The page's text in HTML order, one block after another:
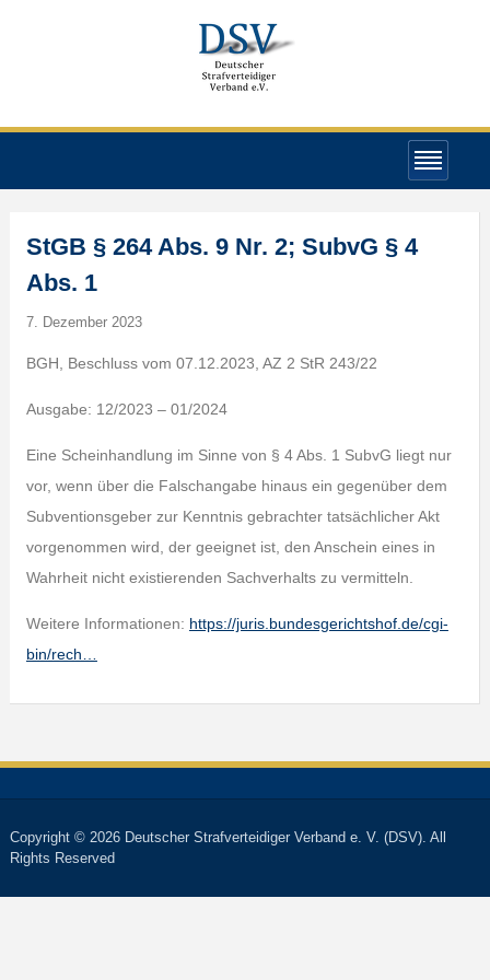
StGB § 264 Abs. 9 Nr. 2; SubvG § 4
Abs. 1
7. Dezember 2023
BGH, Beschluss vom 07.12.2023, AZ 2 StR 243/22
Ausgabe: 12/2023 – 01/2024
Eine Scheinhandlung im Sinne von § 4 Abs. 1 SubvG liegt nur
vor, wenn über die Falschangabe hinaus ein gegenüber dem
Subventionsgeber zur Kenntnis gebrachter tatsächlicher Akt
vorgenommen wird, der geeignet ist, den Anschein eines in
Wahrheit nicht existierenden Sachverhalts zu vermitteln.
Weitere Informationen: https://juris.bundesgerichtshof.de/cgi-
bin/rech…
Copyright © 2026 Deutscher Strafverteidiger Verband e. V. (DSV). All
Rights Reserved